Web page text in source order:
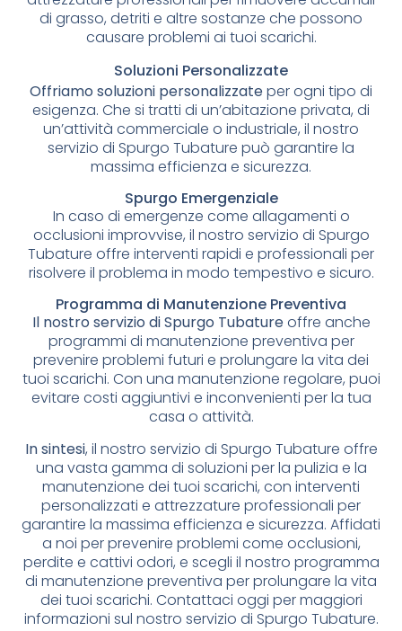
di grasso, detriti e altre sostanze che possono
causare problemi ai tuoi scarichi.
Soluzioni Personalizzate
Offriamo soluzioni personalizzateper ogni tipo di
esigenza. Che si tratti di un’abitazione privata, di
un’attività commerciale o industriale, il nostro
servizio di Spurgo Tubature può garantire la
massima efficienza e sicurezza.
Spurgo Emergenziale
In caso di emergenze come allagamenti o
occlusioni improvvise, il nostro servizio di Spurgo
Tubature offre interventi rapidi e professionali per
risolvere il problema in modo tempestivo e sicuro.
Programma di Manutenzione Preventiva
Il nostro servizio di Spurgo Tubatureoffre anche
programmi di manutenzione preventiva per
prevenire problemi futuri e prolungare la vita dei
tuoi scarichi. Con una manutenzione regolare, puoi
evitare costi aggiuntivi e inconvenienti per la tua
casa o attività.
In sintesi, il nostro servizio di Spurgo Tubature offre
una vasta gamma di soluzioni per la pulizia e la
manutenzione dei tuoi scarichi, con interventi
personalizzati e attrezzature professionali per
garantire la massima efficienza e sicurezza. Affidati
a noi per prevenire problemi come occlusioni,
perdite e cattivi odori, e scegli il nostro programma
di manutenzione preventiva per prolungare la vita
dei tuoi scarichi. Contattaci oggi per maggiori
informazioni sul nostro servizio di Spurgo Tubature.